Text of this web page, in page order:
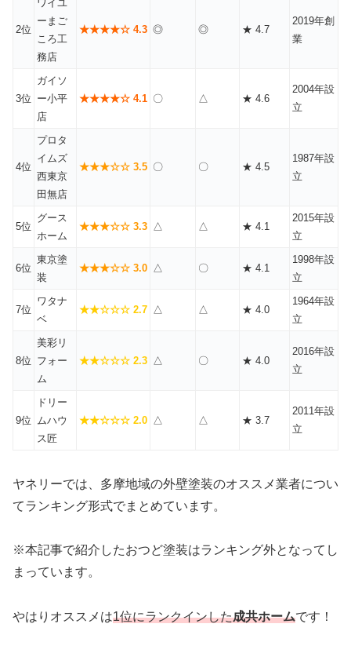
2位
ワイユ
ーまご
ころ工
務店
★★★★☆ 4.3 ◎ ◎ ★ 4.7
2019年創
業
3位
ガイソ
ー小平
店
★★★★☆ 4.1 〇 △ ★ 4.6
2004年設
立
4位
プロタ
イムズ
西東京
田無店
★★★☆☆ 3.5 〇 〇 ★ 4.5
1987年設
立
5位
グース
ホーム
★★★☆☆ 3.3 △ △ ★ 4.1
2015年設
立
6位
東京塗
装
★★★☆☆ 3.0 △ 〇 ★ 4.1
1998年設
立
7位
ワタナ
ベ
★★☆☆☆ 2.7 △ △ ★ 4.0
1964年設
立
8位
美彩リ
フォー
ム
★★☆☆☆ 2.3 △ 〇 ★ 4.0
2016年設
立
9位
ドリー
ムハウ
ス匠
★★☆☆☆ 2.0 △ △ ★ 3.7
2011年設
立
ヤネリーでは、多摩地域の外壁塗装のオススメ業者につい
てランキング形式でまとめています。
※本記事で紹介したおつど塗装はランキング外となってし
まっています。
やはりオススメは1位にランクインした成共ホームです！